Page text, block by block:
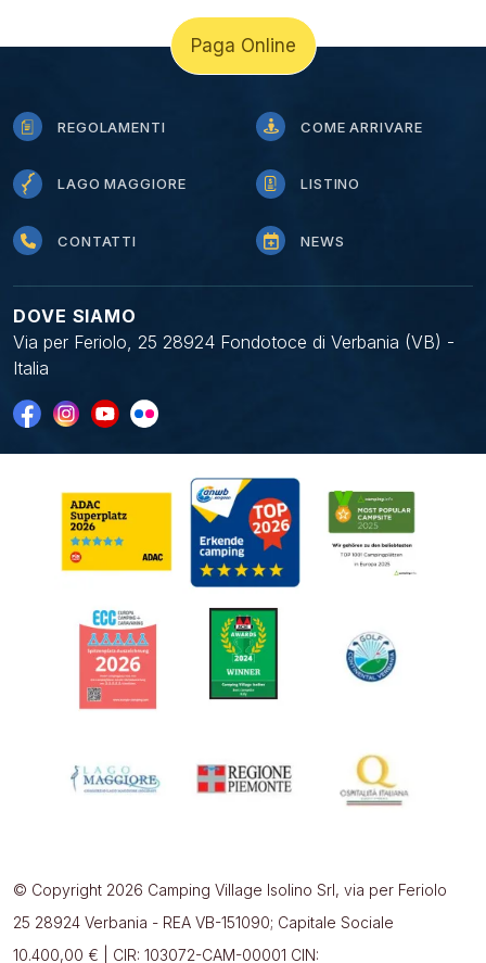
REGOLAMENTI COME ARRIVARE
LAGO MAGGIORE LISTINO
CONTATTI NEWS
DOVE SIAMO
Via per Feriolo, 25 28924 Fondotoce di Verbania (VB) -
Italia
Paga Online
© Copyright 2026 Camping Village Isolino Srl, via per Feriolo
25 28924 Verbania - REA VB-151090; Capitale Sociale
10.400,00 € | CIR: 103072-CAM-00001 CIN: